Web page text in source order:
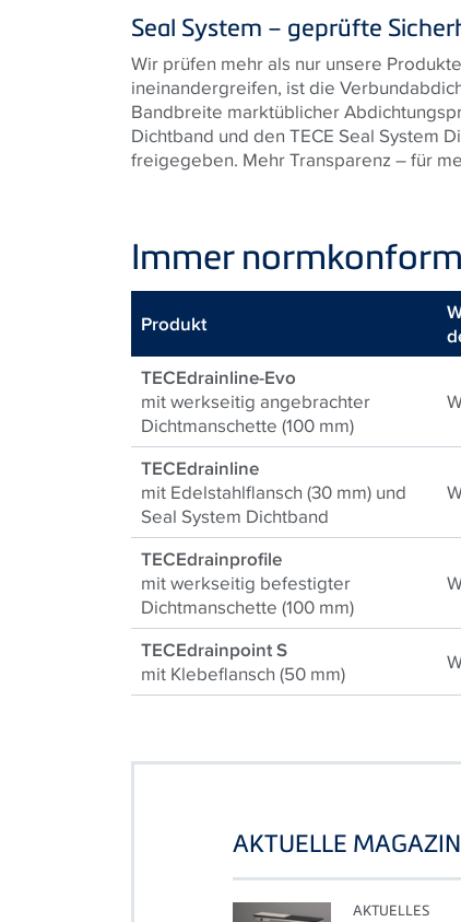
Seal System – geprüfte
Wir prüfen mehr als nur unsere
ineinandergreifen, ist die
Bandbreite marktüblicher
Dichtband und den TECE Seal System
freigegeben. Mehr Transparenz – für
Immer normkonform
Produkt
TECEdrainline-Evo
mit werkseitig angebrachter
Dichtmanschette (100 mm)
TECEdrainline
mit Edelstahlflansch (30 mm) und
Seal System Dichtband
TECEdrainprofile
mit werkseitig befestigter
Dichtmanschette (100 mm)
TECEdrainpoint S
mit Klebeflansch (50 mm)
AKTUELLE
AKTUELLES